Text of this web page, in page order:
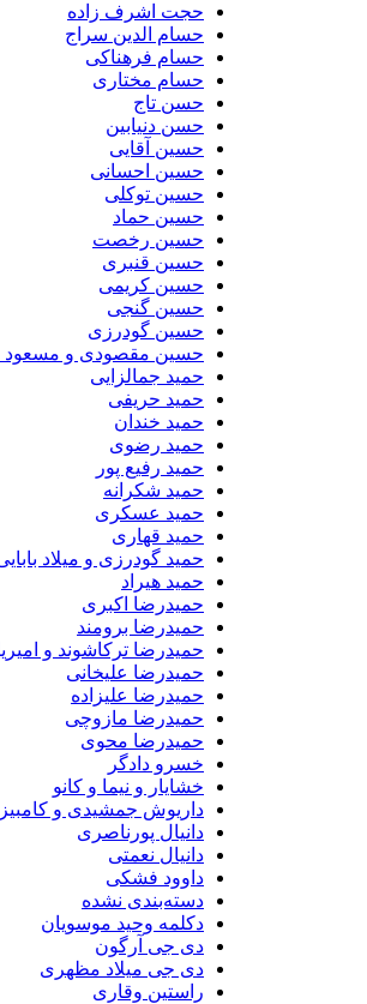
حجت اشرف زاده
حسام الدین سراج
حسام فرهناکی
حسام مختاری
حسن تاج
حسن دنیابین
حسین آقایی
حسین احسانی
حسین توکلی
حسین حماد
حسین رخصت
حسین قنبری
حسین کریمی
حسین گنجی
حسین گودرزی
حسین مقصودی و مسعود اتمام
حمید جمالزایی
حمید حریفی
حمید خندان
حمید رضوی
حمید رفیع پور
حمید شکرانه
حمید عسکری
حمید قهاری
حمید گودرزی و میلاد بابایی
حمید هیراد
حمیدرضا اکبری
حمیدرضا برومند
حمیدرضا ترکاشوند و امیریل ارجمند
حمیدرضا علیخانی
حمیدرضا علیزاده
حمیدرضا مازوچی
حمیدرضا محوی
خسرو دادگر
خشایار و نیما و کانو
داریوش جمشیدی و کامبیز جمشیدی
دانیال پورناصری
دانیال نعمتی
داوود فشکی
دسته‌بندی نشده
دکلمه وحید موسویان
دی جی آرگون
دی جی میلاد مظهری
راستین وقاری